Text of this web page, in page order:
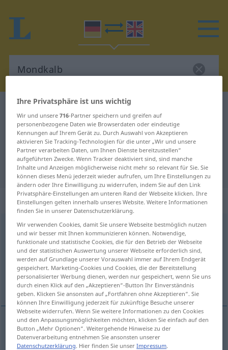
Deutsch-Englisch Wörterbuch
Deutsch-Englisch Übersetzung für
"Mondkalb"
"Mondkalb" Englisch Übersetzung
„Mondkalb“: Neutrum
Mondkalbn UMG
Übersicht aller Übersetzungen
(Für mehr Details die Übersetzung anklicken/antippen)
mooncalf, simpleton
mooncalf Mondkalb
Ihre Privatsphäre ist uns wichtig
Wir und unsere716-Partner speichern und greifen auf
personenbezogene Daten wie Browserdaten oder eindeutige
Kennungen auf Ihrem Gerät zu. Durch Auswahl von Akzeptieren
aktivieren Sie Tracking-Technologien für die unter „Wir und unsere
Partner verarbeiten Daten, um Ihnen Dienste bereitzustellen“
aufgeführten Zwecke. Wenn Tracker deaktiviert sind, sind manche
Inhalte und Anzeigen möglicherweise nicht mehr so relevant für Sie. Sie
können dieses Menü jederzeit wieder aufrufen, um Ihre Einstellungen zu
ändern oder Ihre Einwilligung zu widerrufen, indem Sie auf den Link
Privatsphäre-Einstellungen am unteren Rand der Webseite klicken. Ihre
Einstellungen gelten innerhalb unseres Website. Weitere Informationen
finden Sie in unserer Datenschutzerklärung.
Wir verwenden Cookies, damit Sie unsere Webseite bestmöglich nutzen
und wir besser mit Ihnen kommunizieren können. Notwendige,
funktionale und statistische Cookies, die für den Betrieb der Webseite
und der statistischen Auswertung unserer Webseite erforderlich sind,
werden auf Grundlage unserer Vorauswahl immer auf Ihrem Endgerät
gespeichert. Marketing-Cookies und Cookies, die der Bereitstellung
personalisierter Werbung dienen, werden nur gespeichert, wenn Sie uns
durch einen Klick auf den „Akzeptieren“-Button Ihr Einverständnis
geben. Klicken Sie ansonsten auf „Fortfahren ohne Akzeptieren“. Sie
können Ihre Einwilligung jederzeit für zukünftige Besuche unserer
Webseite widerrufen. Wenn Sie weitere Informationen zu den Cookies
und den Anpassungsmöglichkeiten möchten, klicken Sie einfach auf den
Button „Mehr Optionen“. Weitergehende Hinweise zu der
Datenverarbeitung entnehmen Sie ansonsten unserer
Datenschutzerklärung. Hier finden Sie unserImpressum.